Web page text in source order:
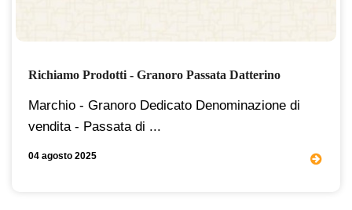
Richiamo Prodotti - Granoro Passata Datterino
Marchio - Granoro Dedicato Denominazione di
vendita - Passata di ...
04 agosto 2025